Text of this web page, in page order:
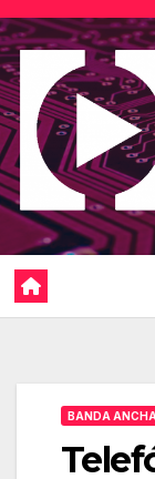
Saltar
al
contenido
BANDA ANCHA